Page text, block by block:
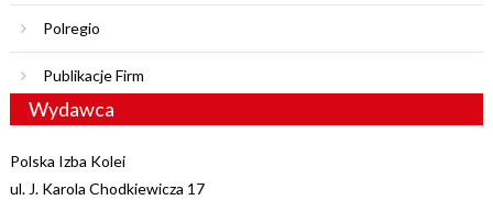
Polregio
Publikacje Firm
Wydawca
Polska Izba Kolei
ul. J. Karola Chodkiewicza 17